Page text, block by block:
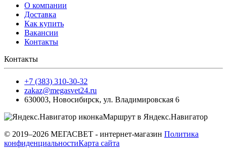
О компании
Доставка
Как купить
Вакансии
Контакты
Контакты
+7 (383) 310-30-32
zakaz@megasvet24.ru
630003, Новосибирск, ул. Владимировская 6
Маршрут в Яндекс.Навигатор
© 2019–2026 МЕГАСВЕТ - интернет-магазин Политика
конфиденциальностиКарта сайта